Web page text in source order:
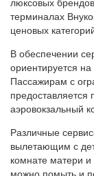
терминалах
ценовых
В обеспечении
ориентируется
Пассажирам с
аэровокзальный
Различные
вылетающим с
комнате матери